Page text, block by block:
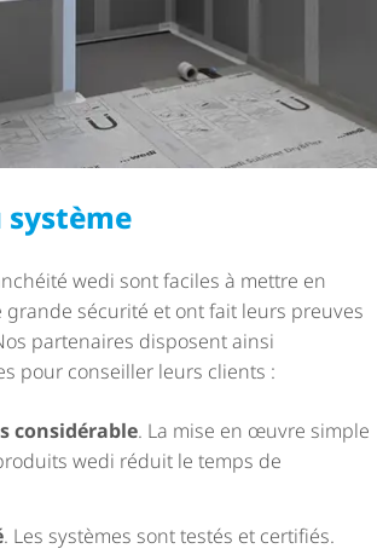
système
wedi sont faciles à mettre en
sécurité et ont fait leurs preuves
partenaires disposent ainsi
pour conseiller leurs clients :
considérable. La mise en œuvre simple
wedi réduit le temps de
. Les systèmes sont testés et certifiés.